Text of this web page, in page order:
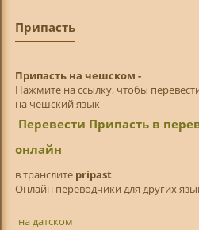
Припасть
Припасть на чешском -
Нажмите на ссылку, чтобы
на чешский язык
Перевести Припасть в
онлайн
в транслитe pripast
Онлайн переводчики для других
на датском